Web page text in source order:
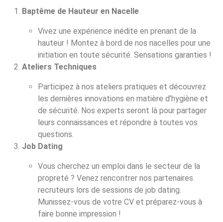
Baptême de Hauteur en Nacelle
Vivez une expérience inédite en prenant de la
hauteur ! Montez à bord de nos nacelles pour une
initiation en toute sécurité. Sensations garanties !
Ateliers Techniques
Participez à nos ateliers pratiques et découvrez
les dernières innovations en matière d’hygiène et
de sécurité. Nos experts seront là pour partager
leurs connaissances et répondre à toutes vos
questions.
Job Dating
Vous cherchez un emploi dans le secteur de la
propreté ? Venez rencontrer nos partenaires
recruteurs lors de sessions de job dating.
Munissez-vous de votre CV et préparez-vous à
faire bonne impression !